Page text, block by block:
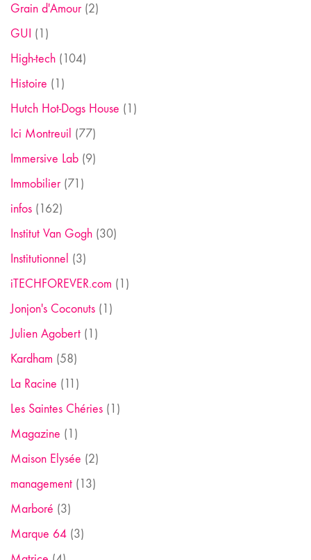
Grain d'Amour(2)
GUI (1)
High-tech (104)
Histoire (1)
Hutch Hot-Dogs House (1)
Ici Montreuil (77)
Immersive Lab (9)
Immobilier(71)
infos (162)
Institut Van Gogh (30)
Institutionnel (3)
iTECHFOREVER.com (1)
Jonjon's Coconuts (1)
Julien Agobert (1)
Kardham (58)
La Racine (11)
Les Saintes Chéries (1)
Magazine (1)
Maison Elysée (2)
management (13)
Marboré (3)
Marque 64 (3)